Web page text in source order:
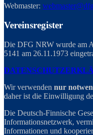
Webmaster:
Vereinsregister
Die DFG NRW wurde am
5141 am 26.11.1973
Wir verwenden nur
daher ist die Einwilligung
Die Deutsch-Finnische
Informationsnetzwerk,
Informationen und